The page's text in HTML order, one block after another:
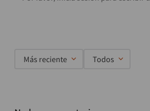
Más reciente Todos